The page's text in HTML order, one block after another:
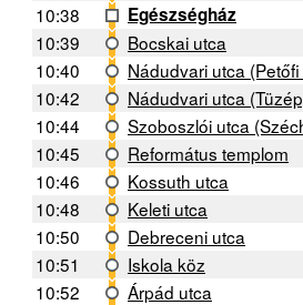
10:38
Egészségház
10:39
Bocskai utca
10:40
Nádudvari utca
10:42
Nádudvari utca
10:44
Szoboszlói utca
10:45
Református templom
10:46
Kossuth utca
10:48
Keleti utca
10:50
Debreceni utca
10:51
Iskola köz
10:52
Árpád utca